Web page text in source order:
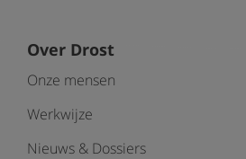
Over Drost
Onze mensen
Werkwijze
Nieuws & Dossiers